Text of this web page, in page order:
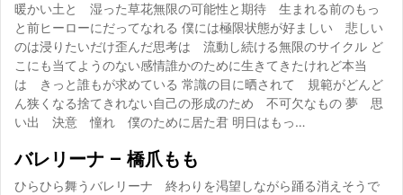
暖かい土と 湿った草花無限の可能性と期待 生まれる前のもっ
と前ヒーローにだってなれる 僕には極限状態が好ましい 悲しい
のは浸りたいだけ歪んだ思考は 流動し続ける無限のサイクル ど
こにも当てようのない感情誰かのために生きてきたけれど本当
は きっと誰もが求めている 常識の目に晒されて 規範がどんど
ん狭くなる捨てきれない自己の形成のため 不可欠なもの 夢 思
い出 決意 憧れ 僕のために居た君 明日はもっ…
バレリーナ – 橋爪もも
ひらひら舞うバレリーナ 終わりを渇望しながら踊る消えそうで